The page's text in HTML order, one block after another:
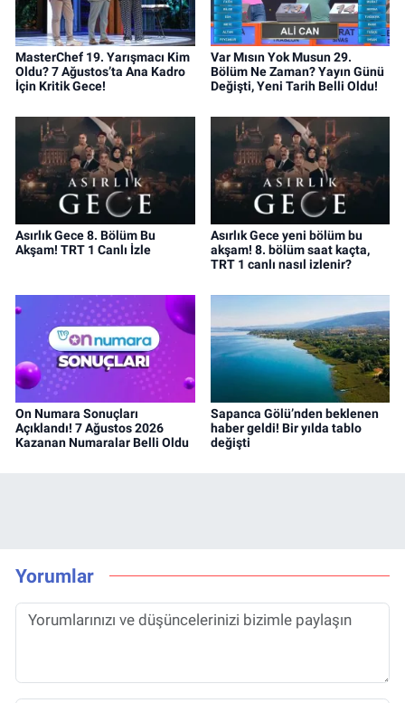
MasterChef 19. Yarışmacı Kim
Oldu? 7 Ağustos’ta Ana Kadro
İçin Kritik Gece!
Var Mısın Yok Musun 29.
Bölüm Ne Zaman? Yayın Günü
Değişti, Yeni Tarih Belli Oldu!
Asırlık Gece 8. Bölüm Bu
Akşam! TRT 1 Canlı İzle
Asırlık Gece yeni bölüm bu
akşam! 8. bölüm saat kaçta,
TRT 1 canlı nasıl izlenir?
On Numara Sonuçları
Açıklandı! 7 Ağustos 2026
Kazanan Numaralar Belli Oldu
Sapanca Gölü’nden beklenen
haber geldi! Bir yılda tablo
değişti
Yorumlar